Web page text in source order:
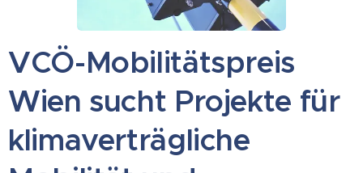
VCÖ-Mobilitätspreis
Wien sucht Projekte für
klimaverträgliche